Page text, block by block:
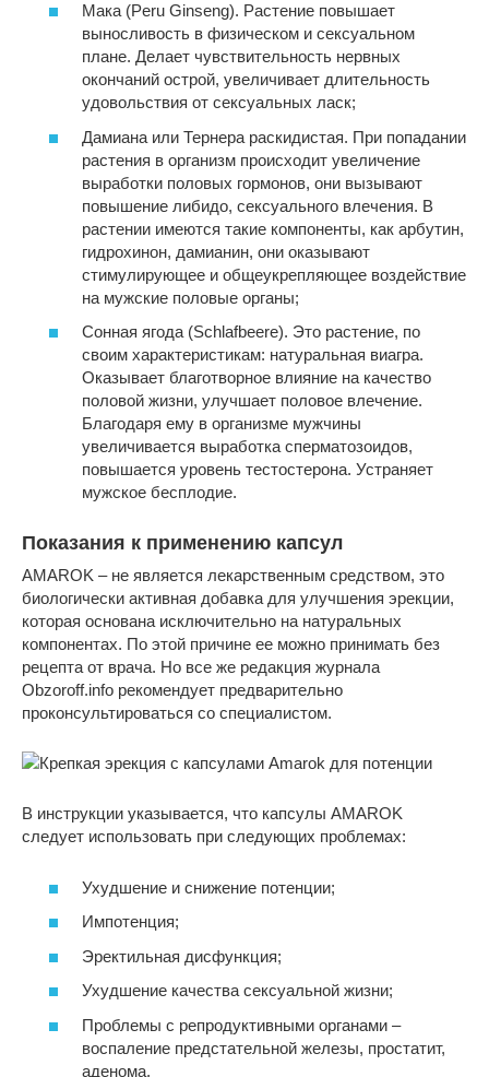
Мака (Peru Ginseng). Растение повышает
выносливость в физическом и сексуальном
плане. Делает чувствительность нервных
окончаний острой, увеличивает длительность
удовольствия от сексуальных ласк;
Дамиана или Тернера раскидистая. При попадании
растения в организм происходит увеличение
выработки половых гормонов, они вызывают
повышение либидо, сексуального влечения. В
растении имеются такие компоненты, как арбутин,
гидрохинон, дамианин, они оказывают
стимулирующее и общеукрепляющее воздействие
на мужские половые органы;
Сонная ягода (Schlafbeere). Это растение, по
своим характеристикам: натуральная виагра.
Оказывает благотворное влияние на качество
половой жизни, улучшает половое влечение.
Благодаря ему в организме мужчины
увеличивается выработка сперматозоидов,
повышается уровень тестостерона. Устраняет
мужское бесплодие.
Показания к применению капсул
AMAROK – не является лекарственным средством, это
биологически активная добавка для улучшения эрекции,
которая основана исключительно на натуральных
компонентах. По этой причине ее можно принимать без
рецепта от врача. Но все же редакция журнала
Obzoroff.info рекомендует предварительно
проконсультироваться со специалистом.
В инструкции указывается, что капсулы AMAROK
следует использовать при следующих проблемах:
Ухудшение и снижение потенции;
Импотенция;
Эректильная дисфункция;
Ухудшение качества сексуальной жизни;
Проблемы с репродуктивными органами –
воспаление предстательной железы, простатит,
аденома.